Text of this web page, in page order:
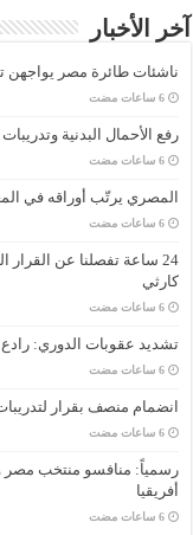
آخر الأخبار
ناشئات طائرة مصر يواجهن
‏6 ساعات مضت
رفع الأحمال البدنية
‏6 ساعات مضت
المصري يرتّب أوراقه في
‏6 ساعات مضت
24 ساعة تفصلنا عن القرار
كارثي
‏6 ساعات مضت
تشديد عقوبات الدوري: رادع
‏6 ساعات مضت
انضمام منصف بقرار
‏6 ساعات مضت
رسمياً: منافسو منتخب مصر
أفريقيا
‏6 ساعات مضت